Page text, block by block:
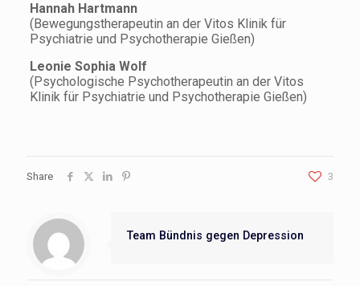
Hannah Hartmann
(Bewegungstherapeutin an der Vitos Klinik für
Psychiatrie und Psychotherapie Gießen)
Leonie Sophia Wolf
(Psychologische Psychotherapeutin an der Vitos
Klinik für Psychiatrie und Psychotherapie Gießen)
Share 3
Team Bündnis gegen Depression